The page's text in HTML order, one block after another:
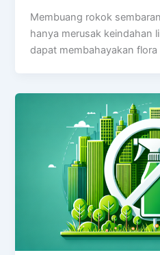
Membuang rokok
hanya merusak keindahan
dapat membahayakan